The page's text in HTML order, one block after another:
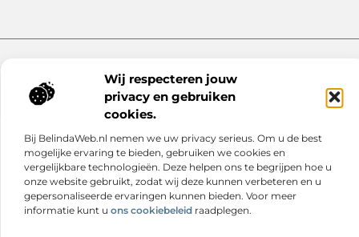
Wij respecteren jouw
privacy en gebruiken
cookies.
Bij BelindaWeb.nl nemen we uw privacy serieus. Om u de best
mogelijke ervaring te bieden, gebruiken we cookies en
vergelijkbare technologieën. Deze helpen ons te begrijpen hoe u
onze website gebruikt, zodat wij deze kunnen verbeteren en u
gepersonaliseerde ervaringen kunnen bieden. Voor meer
informatie kunt u ons cookiebeleid raadplegen.
@2025 www.nextmagazine.nl. All Right Reserved.